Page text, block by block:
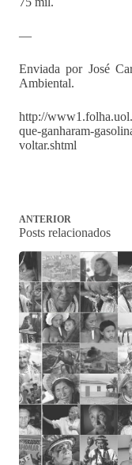
—
Enviada por José
Ambiental.
http://
que-ganharam-
voltar.shtml
ANTERIOR
Posts relacionados